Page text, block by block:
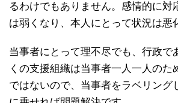
るわけでもありません。感情的に対
は弱くなり、本人にとって状況は悪
当事者にとって理不尽でも、行政で
くの支援組織は当事者一人一人のた
ではないので、当事者をラベリング